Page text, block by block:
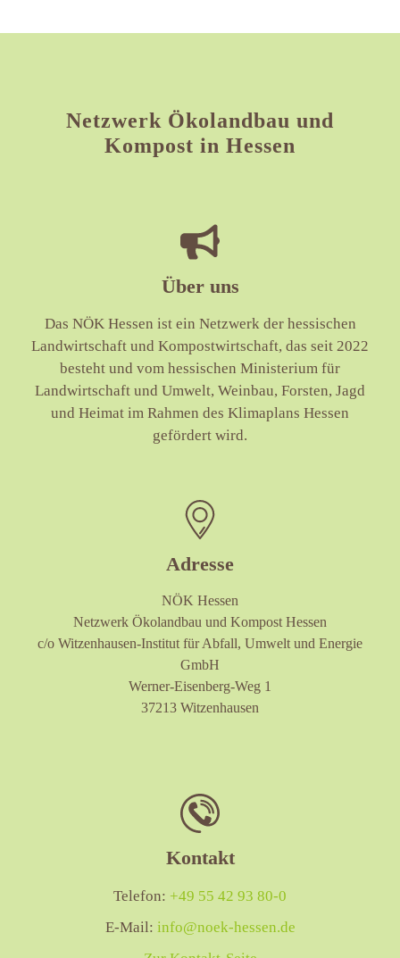
Netzwerk Ökolandbau und
Kompost in Hessen
Über uns
Das NÖK Hessen ist ein Netzwerk der hessischen
Landwirtschaft und Kompostwirtschaft, das seit 2022
besteht und vom hessischen Ministerium für
Landwirtschaft und Umwelt, Weinbau, Forsten, Jagd
und Heimat im Rahmen des Klimaplans Hessen
gefördert wird.
Adresse
NÖK Hessen
Netzwerk Ökolandbau und Kompost Hessen
c/o Witzenhausen-Institut für Abfall, Umwelt und Energie
GmbH
Werner-Eisenberg-Weg 1
37213 Witzenhausen
Kontakt
Telefon: +49 55 42 93 80-0
E-Mail: info@noek-hessen.de